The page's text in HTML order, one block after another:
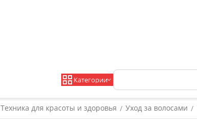
Категории
Техника для красоты и здоровья / Уход за волосами /